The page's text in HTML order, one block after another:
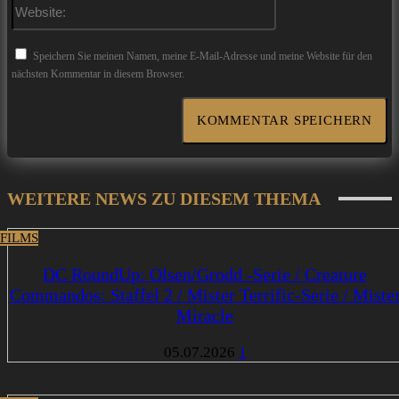
Speichern Sie meinen Namen, meine E-Mail-Adresse und meine Website für den
nächsten Kommentar in diesem Browser.
WEITERE NEWS ZU DIESEM THEMA
DC RoundUp: Olsen/Grodd -Serie / Creature
Commandos: Staffel 2 / Mister Terrific-Serie /
Miracle
05.07.2026 1